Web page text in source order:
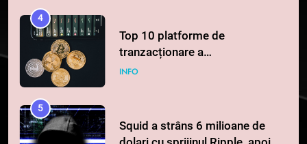
4
Top 10 platforme de
tranzacționare a
criptomonedelor în 2026
INFO
5
Squid a strâns 6 milioane de